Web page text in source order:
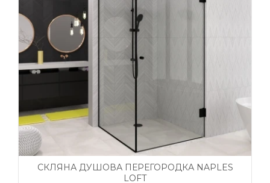
СКЛЯНА ДУШОВА ПЕРЕГОРОДКА NAPLES
LOFT